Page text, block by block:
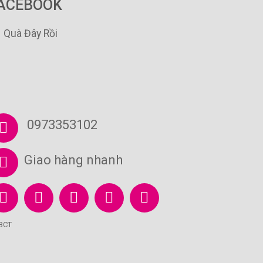
Quà Đây Rồi
0973353102
Giao hàng nhanh